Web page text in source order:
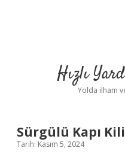
Hızlı
Yolda ilham
Sürgülü Kapı
Tarih: Kasım 5, 2024